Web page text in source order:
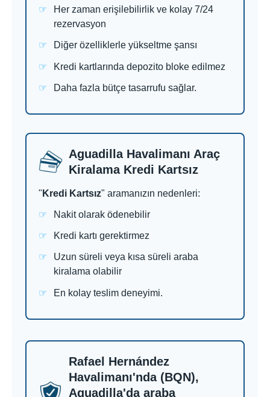
Her zaman erişilebilirlik ve kolay 7/24
rezervasyon
Diğer özelliklerle yükseltme şansı
Kredi kartlarında depozito bloke edilmez
Daha fazla bütçe tasarrufu sağlar.
Aguadilla Havalimanı Araç
Kiralama Kredi Kartsız
" Kredi Kartsız" aramanızın nedenleri:
Nakit olarak ödenebilir
Kredi kartı gerektirmez
Uzun süreli veya kısa süreli araba
kiralama olabilir
En kolay teslim deneyimi.
Rafael Hernández
Havalimanı'nda (BQN),
Aguadilla'da araba